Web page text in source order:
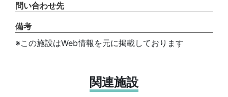
問い合わせ先
備考
※この施設はWeb情報を元に掲載しております
関連施設